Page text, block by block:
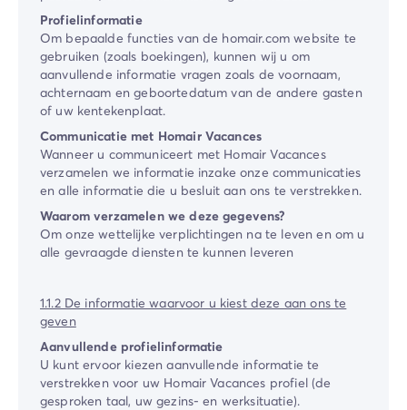
PBM-stacaravans
Welkom bij Homair
Beleef de ervaring
De Homair ervaring
Services & praktische info
Onze cateringpakketten
Service & contact
Alle betaalmethoden
Betaal in termijnen
Bereid je voor op je vakantie
Annuleringsverzekering
Profielinformatie
Om bepaalde functies van de ​homair.com​ website te
gebruiken (zoals boekingen), kunnen wij u om
aanvullende informatie vragen zoals de voornaam,
achternaam en geboortedatum van de andere gasten
of uw kentekenplaat.
Communicatie met Homair Vacances
Wanneer u communiceert met Homair Vacances
verzamelen we informatie inzake onze communicaties
en alle informatie die u besluit aan ons te verstrekken.
Waarom verzamelen we deze gegevens?
Om onze wettelijke verplichtingen na te leven en om u
alle gevraagde diensten te kunnen leveren
1.1.2 De informatie waarvoor u kiest deze aan ons te
geven
Aanvullende profielinformatie
U kunt ervoor kiezen aanvullende informatie te
verstrekken voor uw ​Homair Vacances​ profiel (de
gesproken taal, uw gezins- en werksituatie).